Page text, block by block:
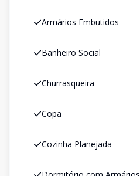
Armários Embutidos
Banheiro Social
Churrasqueira
Copa
Cozinha Planejada